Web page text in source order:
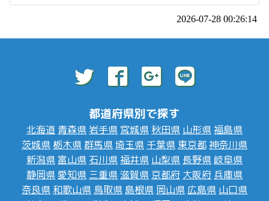
2026-07-28 00:26:14
都道府県別で探す
北海道 青森県 岩手県 宮城県 秋田県 山形県福島県
茨城県 栃木県群馬県埼玉県 千葉県 東京都神奈川県
新潟県 富山県 石川県福井県 山梨県 長野県 岐阜県
静岡県愛知県 三重県滋賀県 京都府 大阪府 兵庫県
奈良県 和歌山県 鳥取県 島根県 岡山県 広島県 山口県